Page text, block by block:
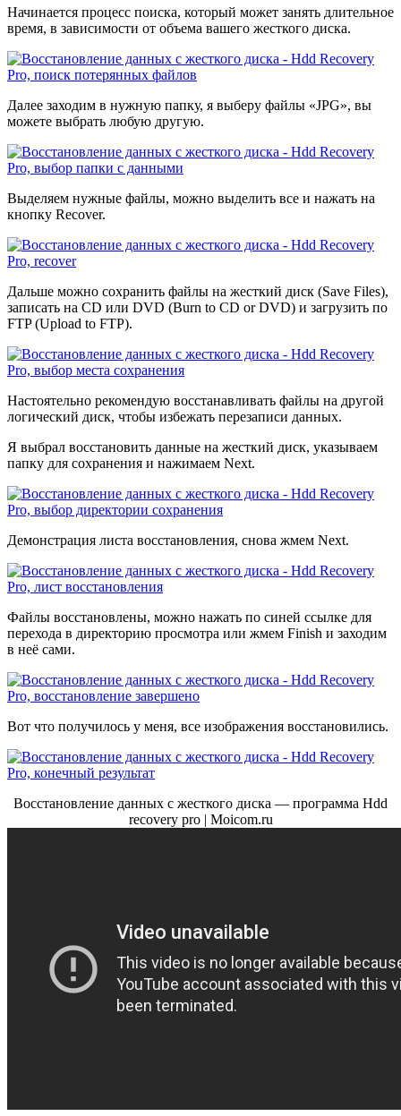
Начинается процесс поиска, который может занять длительное
время, в зависимости от объема вашего жесткого диска.
Далее заходим в нужную папку, я выберу файлы «JPG», вы
можете выбрать любую другую.
Выделяем нужные файлы, можно выделить все и нажать на
кнопку Recover.
Дальше можно сохранить файлы на жесткий диск (Save Files),
записать на CD или DVD (Burn to CD or DVD) и загрузить по
FTP (Upload to FTP).
Настоятельно рекомендую восстанавливать файлы на другой
логический диск, чтобы избежать перезаписи данных.
Я выбрал восстановить данные на жесткий диск, указываем
папку для сохранения и нажимаем Next.
Демонстрация листа восстановления, снова жмем Next.
Файлы восстановлены, можно нажать по синей ссылке для
перехода в директорию просмотра или жмем Finish и заходим
в неё сами.
Вот что получилось у меня, все изображения восстановились.
Восстановление данных с жесткого диска — программа Hdd
recovery pro | Moicom.ru